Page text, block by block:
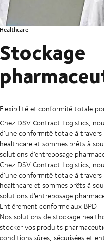
Healthcare
Stockage
Flexibilité et conformité totale
Chez DSV Contract Logistics,
d'une conformité totale à travers
healthcare et sommes prêts à
solutions d'entreposage
Chez DSV Contract Logistics,
d'une conformité totale à travers
healthcare et sommes prêts à
solutions d'entreposage
Entièrement conforme aux BPD
Nos solutions de stockage
stocker vos produits
conditions sûres, sécurisées et